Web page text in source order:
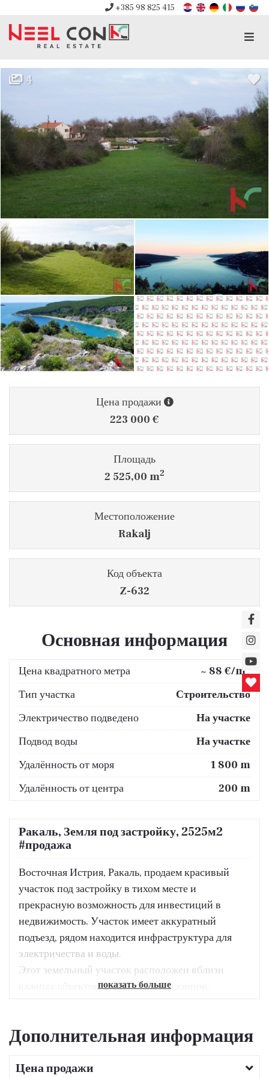
+385 98 825 415
4
Цена продажи
223 000 €
Площадь
2 525,00 m2
Местоположение
Rakalj
Код объекта
Z-632
Основная информация
Цена квадратного метра ~ 88 €/m2
Тип участка
Строительство
Электричество подведено
На участке
Подвод воды
На участке
Удалённость от моря
1 800 m
Удалённость от центра
200 m
Ракаль, Земля под застройку, 2525м2
#продажа
Восточная Истрия, Ракаль, продаем красивый
участок под застройку в тихом месте и
прекрасную возможность для инвестиций в
недвижимость. Участок имеет аккуратный
подъезд, рядом находится инфраструктура для
электричества и воды.
Этот земельный участок расположен вблизи
важных объектов, в том числе магазинов,
потенциальных покупателей. Кроме того,
облегчает доступ к различным объектам района.
показать больше
Дополнительная информация
Цена продажи